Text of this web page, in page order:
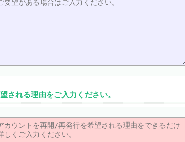
される理由をご入力ください。